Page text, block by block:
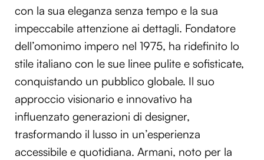
con la sua eleganza senza tempo e la sua
impeccabile attenzione ai dettagli. Fondatore
dell’omonimo impero nel 1975, ha ridefinito lo
stile italiano con le sue linee pulite e sofisticate,
conquistando un pubblico globale. Il suo
approccio visionario e innovativo ha
influenzato generazioni di designer,
trasformando il lusso in un’esperienza
accessibile e quotidiana. Armani, noto per la